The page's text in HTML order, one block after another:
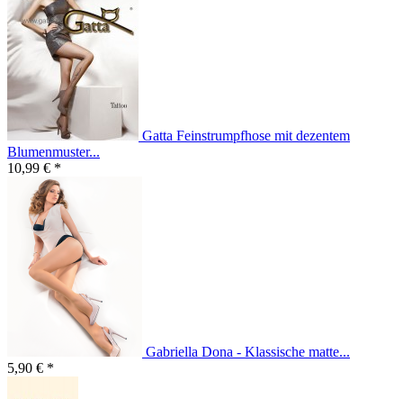
Gatta Feinstrumpfhose mit dezentem
Blumenmuster...
10,99 € *
Gabriella Dona - Klassische matte...
5,90 € *